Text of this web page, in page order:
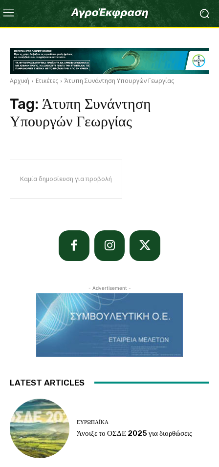
Αρχική Ετικέτες Άτυπη Συνάντηση Υπουργών Γεωργίας
Tag: Άτυπη Συνάντηση
Υπουργών Γεωργίας
Καμία δημοσίευση για προβολή
- Advertisement -
LATEST ARTICLES
ΕΥΡΩΠΑΪΚΆ
Άνοιξε το ΟΣΔΕ 2025 για διορθώσεις